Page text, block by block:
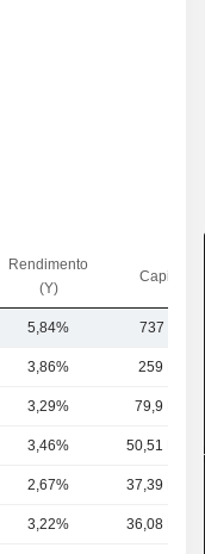
Rendimento
(Y)
Capi.($)
5,84% 737 Mln
3,86% 259 Mrd
3,29% 79,9 Mrd
3,46% 50,51 Mrd
2,67% 37,39 Mrd
3,22% 36,08 Mrd